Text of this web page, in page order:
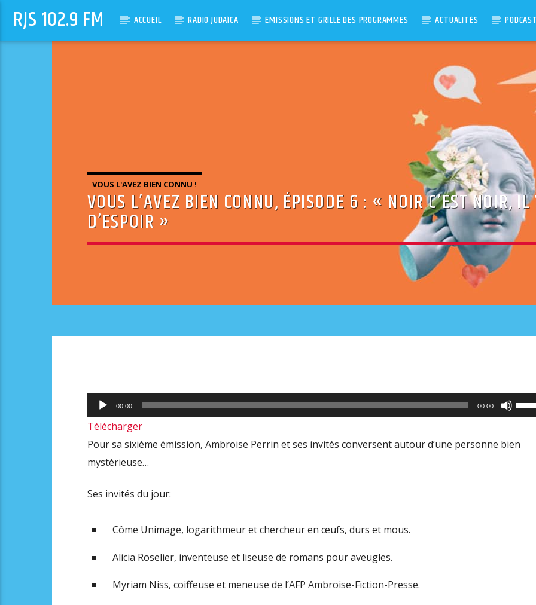
RJS 102.9 FM ACCUEIL RADIO JUDAÏCA ÉMISSIONS ET GRILLE DES PROGRAMMES ACTUALITÉS
VOUS L'AVEZ BIEN CONNU !
VOUS L’AVEZ BIEN CONNU, ÉPISODE 6 : « NOIR C’EST NOIR,
D’ESPOIR »
Lecteur
audio
00:00 00:00
les
Télécharger
Pour sa sixième émission, Ambroise Perrin et ses invités conversent autour d’une personne bien
mystérieuse…
Ses invités du jour:
Côme Unimage, logarithmeur et chercheur en œufs, durs et mous.
Alicia Roselier, inventeuse et liseuse de romans pour aveugles.
Myriam Niss, coiffeuse et meneuse de l’AFP Ambroise-Fiction-Presse.